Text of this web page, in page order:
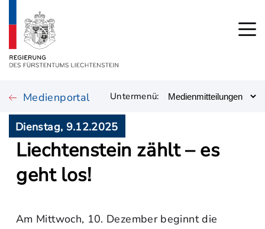
Medienportal Untermenü:
Dienstag, 9.12.2025
Liechtenstein zählt – es
geht los!
Am Mittwoch, 10. Dezember beginnt die